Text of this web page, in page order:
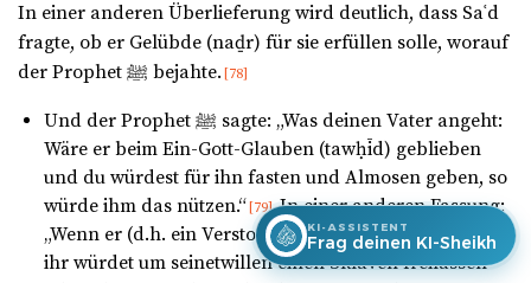
In einer anderen Überlieferung wird deutlich, dass Saʿd
fragte, ob er Gelübde (naḏr) für sie erfüllen solle, worauf
der Prophet ﷺ bejahte. [78]
Und der Prophet ﷺ sagte: „Was deinen Vater angeht:
Wäre er beim Ein-Gott-Glauben (tawḥīd) geblieben
und du würdest für ihn fasten und Almosen geben, so
würde ihm das nützen.“ [79]In einer anderen Fassung:
„Wenn er (d.h. ein Verstorbener) ein Muslim war, und
ihr würdet um seinetwillen einen Sklaven freilassen
KI-ASSISTENT
Frag deinen KI-Sheikh